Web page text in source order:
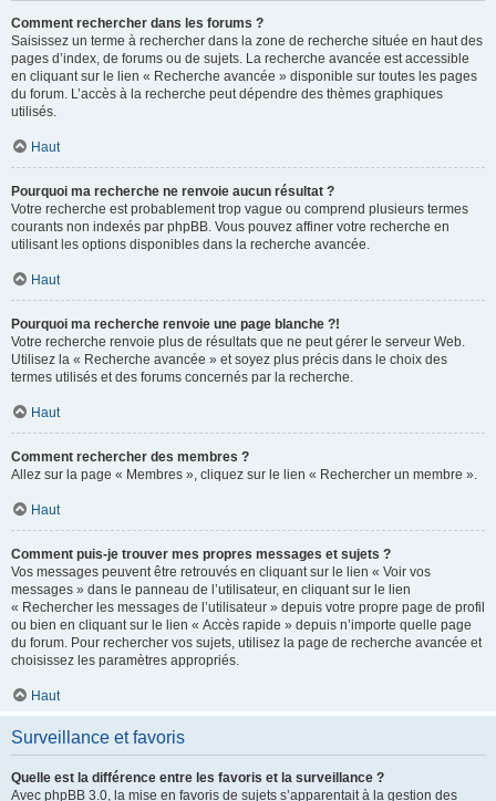
Comment rechercher dans les forums ?
Saisissez un terme à rechercher dans la zone de recherche située en haut des
pages d’index, de forums ou de sujets. La recherche avancée est accessible
en cliquant sur le lien « Recherche avancée » disponible sur toutes les pages
du forum. L’accès à la recherche peut dépendre des thèmes graphiques
utilisés.
Haut
Pourquoi ma recherche ne renvoie aucun résultat ?
Votre recherche est probablement trop vague ou comprend plusieurs termes
courants non indexés par phpBB. Vous pouvez affiner votre recherche en
utilisant les options disponibles dans la recherche avancée.
Haut
Pourquoi ma recherche renvoie une page blanche ?!
Votre recherche renvoie plus de résultats que ne peut gérer le serveur Web.
Utilisez la « Recherche avancée » et soyez plus précis dans le choix des
termes utilisés et des forums concernés par la recherche.
Haut
Comment rechercher des membres ?
Allez sur la page « Membres », cliquez sur le lien « Rechercher un membre ».
Haut
Comment puis-je trouver mes propres messages et sujets ?
Vos messages peuvent être retrouvés en cliquant sur le lien « Voir vos
messages » dans le panneau de l’utilisateur, en cliquant sur le lien
« Rechercher les messages de l’utilisateur » depuis votre propre page de profil
ou bien en cliquant sur le lien « Accès rapide » depuis n’importe quelle page
du forum. Pour rechercher vos sujets, utilisez la page de recherche avancée et
choisissez les paramètres appropriés.
Haut
Surveillance et favoris
Quelle est la différence entre les favoris et la surveillance ?
Avec phpBB 3.0, la mise en favoris de sujets s’apparentait à la gestion des